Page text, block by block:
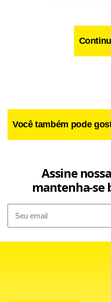
Facebook
Você também pode
Assine
mantenha-se